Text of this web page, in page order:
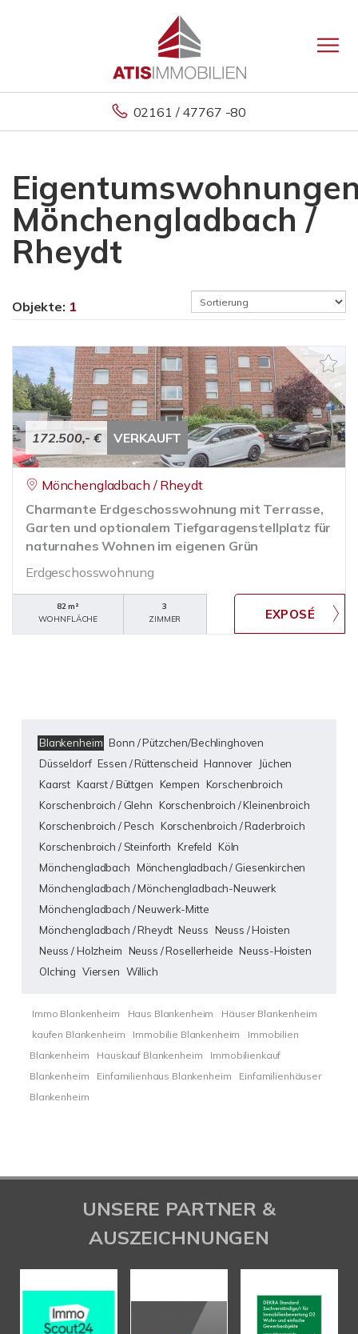
02161 / 47767 -80
Mönchengladbach /
Rheydt
Objekte: 1
172.500,- € VERKAUFT
Mönchengladbach / Rheydt
Charmante Erdgeschosswohnung mit Terrasse,
Garten und optionalem Tiefgaragenstellplatz für
naturnahes Wohnen im eigenen Grün
Erdgeschosswohnung
82 m²
WOHNFLÄCHE
3
ZIMMER
Blankenheim Bonn / Pützchen/Bechlinghoven
Düsseldorf Essen / Rüttenscheid Hannover Jüchen
Kaarst Kaarst / Büttgen Kempen Korschenbroich
Korschenbroich / Glehn Korschenbroich / Kleinenbroich
Korschenbroich / Pesch Korschenbroich / Raderbroich
Korschenbroich / Steinforth Krefeld Köln
Mönchengladbach Mönchengladbach / Giesenkirchen
Mönchengladbach / Mönchengladbach-Neuwerk
Mönchengladbach / Neuwerk-Mitte
Mönchengladbach / Rheydt Neuss Neuss / Hoisten
Neuss / Holzheim Neuss / Rosellerheide Neuss-Hoisten
Olching Viersen Willich
Immo Blankenheim Haus Blankenheim
Häuser Blankenheim
kaufen Blankenheim
Immobilie Blankenheim
Immobilien
Blankenheim
Hauskauf Blankenheim
Immobilienkauf
Blankenheim
Einfamilienhaus Blankenheim
Einfamilienhäuser
Blankenheim
UNSERE PARTNER &
AUSZEICHNUNGEN